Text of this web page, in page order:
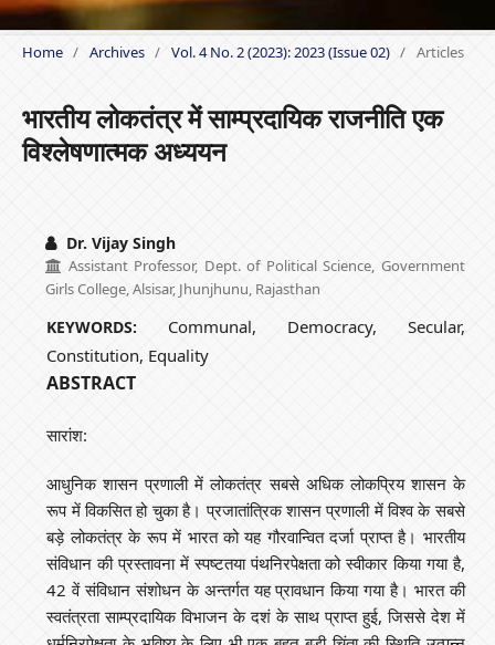
Home / Archives / Vol. 4 No. 2 (2023): 2023 (Issue 02) / Articles
भारतीय लोकतंत्र में साम्प्रदायिक राजनीति एक
विश्लेषणात्मक अध्ययन
Dr. Vijay Singh
Assistant Professor, Dept. of Political Science, Government
Girls College, Alsisar, Jhunjhunu, Rajasthan
KEYWORDS: Communal, Democracy, Secular,
Constitution, Equality
ABSTRACT
सारांश:
आधुनिक शासन प्रणाली में लोकतंत्र सबसे अधिक लोकप्रिय शासन के
रूप में विकसित हो चुका है। प्रजातांत्रिक शासन प्रणाली में विश्व के सबसे
बड़े लोकतंत्र के रूप में भारत को यह गौरवान्वित दर्जा प्राप्त है। भारतीय
संविधान की प्रस्तावना में स्पष्टतया पंथनिरपेक्षता को स्वीकार किया गया है,
42 वें संविधान संशोधन के अन्तर्गत यह प्रावधान किया गया है। भारत की
स्वतंत्रता साम्प्रदायिक विभाजन के दशं के साथ प्राप्त हुई, जिससे देश में